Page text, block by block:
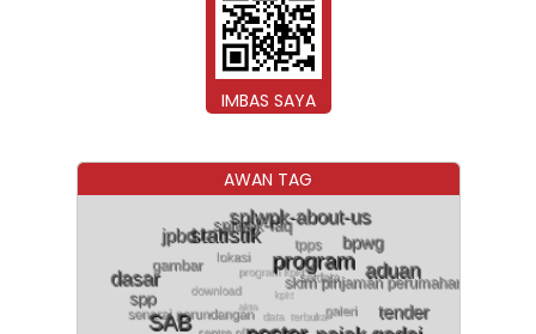
IMBAS SAYA
AWAN TAG